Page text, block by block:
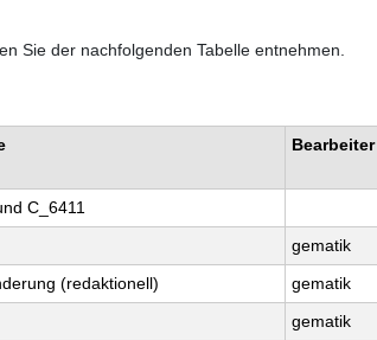
Sie der nachfolgenden Tabelle entnehmen.
Bearbeiter
C_6411
gematik
(redaktionell)
gematik
gematik